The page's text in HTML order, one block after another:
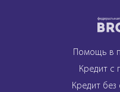
Помощь в
Кредит с
Кредит без